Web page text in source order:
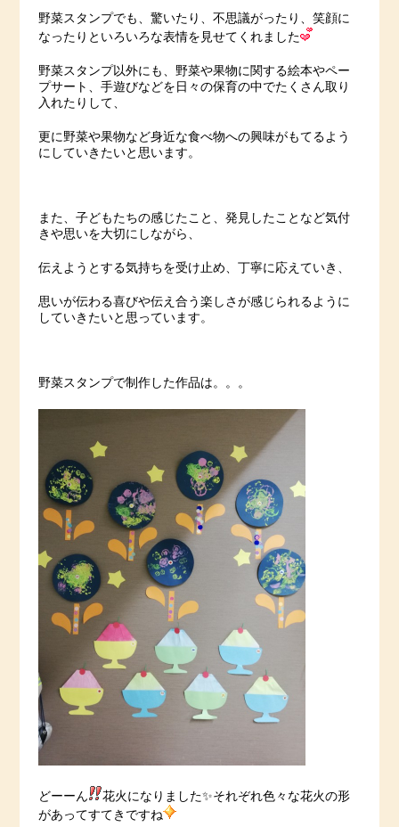
野菜スタンプでも、驚いたり、不思議がったり、笑顔に
なったりといろいろな表情を見せてくれました
野菜スタンプ以外にも、野菜や果物に関する絵本やペー
プサート、手遊びなどを日々の保育の中でたくさん取り
入れたりして、
更に野菜や果物など身近な食べ物への興味がもてるよう
にしていきたいと思います。
また、子どもたちの感じたこと、発見したことなど気付
きや思いを大切にしながら、
伝えようとする気持ちを受け止め、丁寧に応えていき、
思いが伝わる喜びや伝え合う楽しさが感じられるように
していきたいと思っています。
野菜スタンプで制作した作品は。。。
どーーん
花火になりました✨それぞれ色々な花火の形
があってすてきですね